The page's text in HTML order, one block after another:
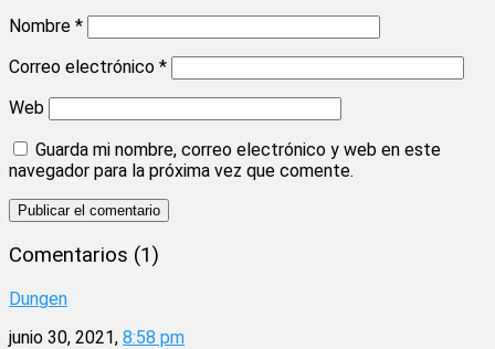
Nombre *
Correo electrónico *
Web
Guarda mi nombre, correo electrónico y web en este
navegador para la próxima vez que comente.
Comentarios (1)
Dungen
junio 30, 2021, 8:58 pm